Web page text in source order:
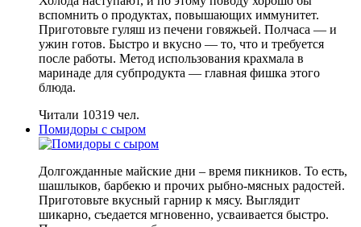
вспомнить о продуктах, повышающих иммунитет.
Приготовьте гуляш из печени говяжьей. Полчаса — и
ужин готов. Быстро и вкусно — то, что и требуется
после работы. Метод использования крахмала в
маринаде для субпродукта — главная фишка этого
блюда.
Читали 10319 чел.
Помидоры с сыром
Долгожданные майские дни – время пикников. То есть,
шашлыков, барбекю и прочих рыбно-мясных радостей.
Приготовьте вкусный гарнир к мясу. Выглядит
шикарно, съедается мгновенно, усваивается быстро.